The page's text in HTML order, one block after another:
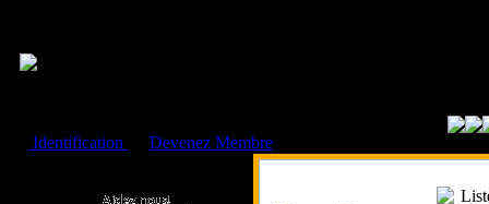
Identification
Devenez Membre